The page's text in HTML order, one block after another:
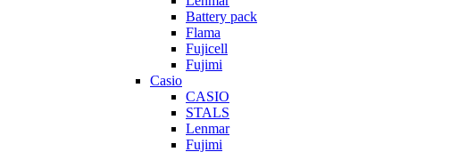
Battery pack
Flama
Fujicell
Fujimi
Casio
CASIO
STALS
Lenmar
Fujimi